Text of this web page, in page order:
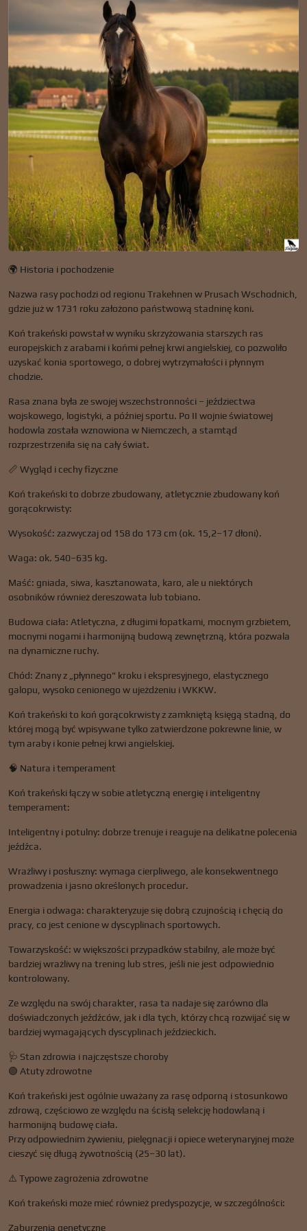
🌍 Historia i pochodzenie
Nazwa rasy pochodzi od regionu Trakehnen w Prusach Wschodnich,
gdzie już w 1731 roku założono państwową stadninę koni.
Koń trakeński powstał w wyniku skrzyżowania starszych ras
europejskich z arabami i końmi pełnej krwi angielskiej, co pozwoliło
uzyskać konia sportowego, o dobrej wytrzymałości i płynnym
chodzie.
Rasa znana była ze swojej wszechstronności – jeździectwa
wojskowego, logistyki, a później sportu. Po II wojnie światowej
hodowla została wznowiona w Niemczech, a stamtąd
rozprzestrzeniła się na cały świat.
📏 Wygląd i cechy fizyczne
Koń trakeński to dobrze zbudowany, atletycznie zbudowany koń
gorącokrwisty:
Wysokość: zazwyczaj od 158 do 173 cm (ok. 15,2–17 dłoni).
Waga: ok. 540–635 kg.
Maść: gniada, siwa, kasztanowata, karo, ale u niektórych
osobników również dereszowata lub tobiano.
Budowa ciała: Atletyczna, z długimi łopatkami, mocnym grzbietem,
mocnymi nogami i harmonijną budową zewnętrzną, która pozwala
na dynamiczne ruchy.
Chód: Znany z „płynnego" kroku i ekspresyjnego, elastycznego
galopu, wysoko cenionego w ujeżdżeniu i WKKW.
Koń trakeński to koń gorącokrwisty z zamkniętą księgą stadną, do
której mogą być wpisywane tylko zatwierdzone pokrewne linie, w
tym araby i konie pełnej krwi angielskiej.
🧠 Natura i temperament
Koń trakeński łączy w sobie atletyczną energię i inteligentny
temperament:
Inteligentny i potulny: dobrze trenuje i reaguje na delikatne polecenia
jeźdźca.
Wrażliwy i posłuszny: wymaga cierpliwego, ale konsekwentnego
prowadzenia i jasno określonych procedur.
Energia i odwaga: charakteryzuje się dobrą czujnością i chęcią do
pracy, co jest cenione w dyscyplinach sportowych.
Towarzyskość: w większości przypadków stabilny, ale może być
bardziej wrażliwy na trening lub stres, jeśli nie jest odpowiednio
kontrolowany.
Ze względu na swój charakter, rasa ta nadaje się zarówno dla
doświadczonych jeźdźców, jak i dla tych, którzy chcą rozwijać się w
bardziej wymagających dyscyplinach jeździeckich.
🩺 Stan zdrowia i najczęstsze choroby
🟢 Atuty zdrowotne
Koń trakeński jest ogólnie uważany za rasę odporną i stosunkowo
zdrową, częściowo ze względu na ścisłą selekcję hodowlaną i
harmonijną budowę ciała.
Przy odpowiednim żywieniu, pielęgnacji i opiece weterynaryjnej może
cieszyć się długą żywotnością (25–30 lat).
⚠️ Typowe zagrożenia zdrowotne
Koń trakeński może mieć również predyspozycje, w szczególności:
Zaburzenia genetyczne